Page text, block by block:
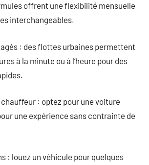
offrent une flexibilité mensuelle
interchangeables.
: des flottes urbaines permettent
à la minute ou à l’heure pour des
: optez pour une voiture
une expérience sans contrainte de
: louez un véhicule pour quelques